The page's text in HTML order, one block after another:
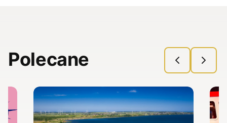
Polecane